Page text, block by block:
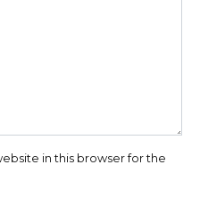
in this browser for the